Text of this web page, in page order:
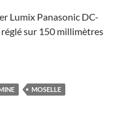
Lumix Panasonic DC-
sur 150 millimètres
MOSELLE